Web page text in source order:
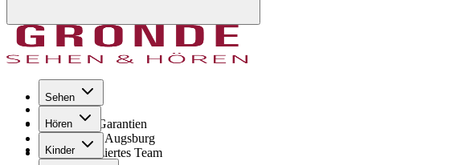
Sehen
Hören
Kinder
Seit 1971
GRONDE Garantien
8× im Raum Augsburg
Hochqualifiziertes Team